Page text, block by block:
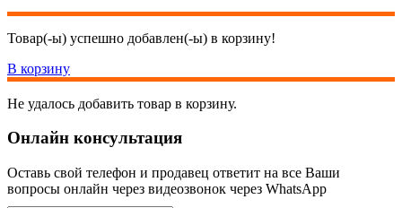
Товар(-ы) успешно добавлен(-ы) в корзину!
В корзину
Не удалось добавить товар в корзину.
Онлайн консультация
Оставь свой телефон и продавец ответит на все Ваши
вопросы онлайн через видеозвонок через WhatsApp